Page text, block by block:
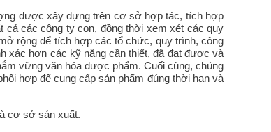
được xây dựng trên cơ sở hợp tác, tích hợp
cả các công ty con, đồng thời xem xét các quy
rộng để tích hợp các tổ chức, quy trình, công
xác hơn các kỹ năng cần thiết, đã đạt được và
vững văn hóa dược phẩm. Cuối cùng, chúng
hợp để cung cấp sản phẩm đúng thời hạn và
cơ sở sản xuất.